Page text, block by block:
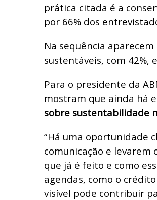
prática citada é a
por 66% dos
Na sequência
sustentáveis, com 42%,
Para o presidente da
mostram que ainda há
sobre sustentabilidade
“Há uma oportunidade
comunicação e
que já é feito e como
agendas, como o
visível pode contribuir